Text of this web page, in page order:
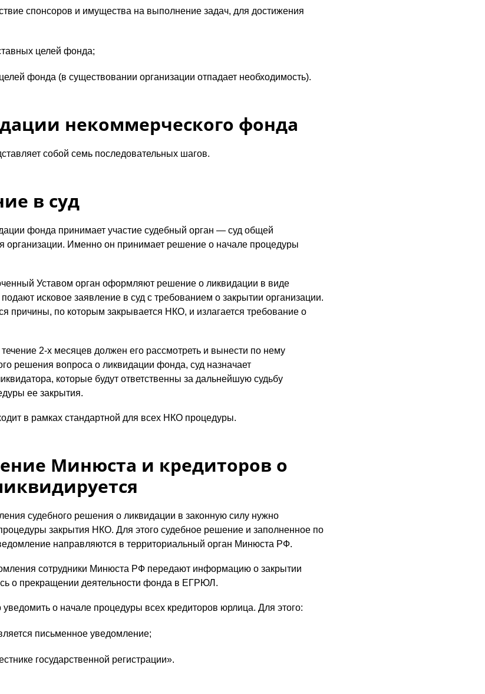
спонсоров и имущества на выполнение задач, для достижения
целей фонда;
фонда (в существовании организации отпадает необходимость).
некоммерческого фонда
собой семь последовательных шагов.
в суд
фонда принимает участие судебный орган — суд общей
организации. Именно он принимает решение о начале процедуры
Уставом орган оформляют решение о ликвидации в виде
исковое заявление в суд с требованием о закрытии организации.
причины, по которым закрывается НКО, и излагается требование о
2-х месяцев должен его рассмотреть и вынести по нему
решения вопроса о ликвидации фонда, суд назначает
которые будут ответственны за дальнейшую судьбу
ее закрытия.
в рамках стандартной для всех НКО процедуры.
Минюста и кредиторов о
судебного решения о ликвидации в законную силу нужно
закрытия НКО. Для этого судебное решение и заполненное по
направляются в территориальный орган Минюста РФ.
сотрудники Минюста РФ передают информацию о закрытии
о прекращении деятельности фонда в ЕГРЮЛ.
о начале процедуры всех кредиторов юрлица. Для этого:
письменное уведомление;
государственной регистрации».